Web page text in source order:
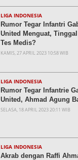
LIGA INDONESIA
Rumor Tegar Infantri
United Menguat, Tinggal
Tes Medis?
KAMIS, 27 APRIL 2023 10:58 WIB
LIGA INDONESIA
Rumor Tegar Infantrie
United, Ahmad Agung
SELASA, 18 APRIL 2023 20:11 WIB
LIGA INDONESIA
Akrab dengan Raffi